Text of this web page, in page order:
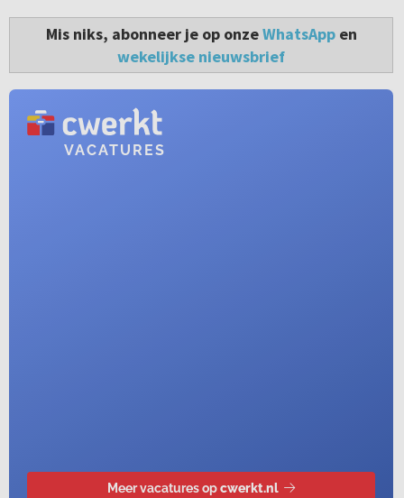
Mis niks, abonneer je op onzeWhatsAppen
wekelijkse nieuwsbrief